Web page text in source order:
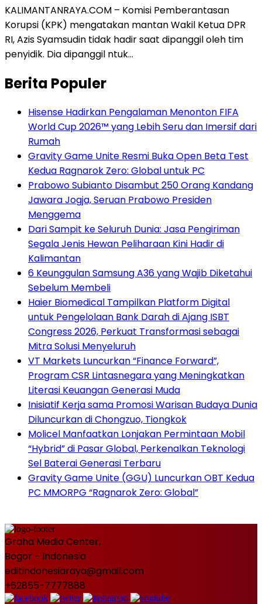
KALIMANTANRAYA.COM – Komisi Pemberantasan
Korupsi (KPK) mengatakan mantan Wakil Ketua DPR
RI, Azis Syamsudin tidak hadir saat dipanggil oleh tim
penyidik. Dia dipanggil ntuk…
Berita Populer
Hisense Hadirkan Pengalaman Menonton FIFA
World Cup 2026™ yang Lebih Seru dan Imersif dari
Rumah
Gravity Game Unite Resmi Buka Open Beta Test
Kedua Ragnarok Zero: Global untuk PC
Prabowo Subianto Disambut 250 Orang Kandang
Jawara Jogja, Seruan Prabowo Presiden
Menggema
Dari Sampit ke Seluruh Dunia: Jasa Pengiriman
Segala Jenis Hewan Peliharaan Kini Hadir di
Kalimantan
6 Keunggulan Samsung A36 yang Wajib Diketahui
Sebelum Membeli
Haier Biomedical Tampilkan Platform Digital
untuk Pengelolaan Bank Darah di Ajang ISBT
Congress 2026, Perkuat Transformasi sebagai
Mitra Solusi Menyeluruh
VT Markets Luncurkan “Finance Forward”,
Program CSR Lintasnegara yang Meningkatkan
Literasi Keuangan Generasi Muda
Inisiatif Kerja sama Promosi Warisan Budaya Dunia
Diluncurkan di Chongzuo, Tiongkok
Molicel Manfaatkan Lonjakan Permintaan Mobil
“Hybrid” di Pasar Global, Perkenalkan Teknologi
Sel Baterai Generasi Terbaru
Gravity Game Unite (GGU) Luncurkan OBT Kedua
PC MMORPG “Ragnarok Zero: Global”
Graha Media Center,
Bogor - Indonesia
editindonesiaraya@gmail.com
+62855-7777888